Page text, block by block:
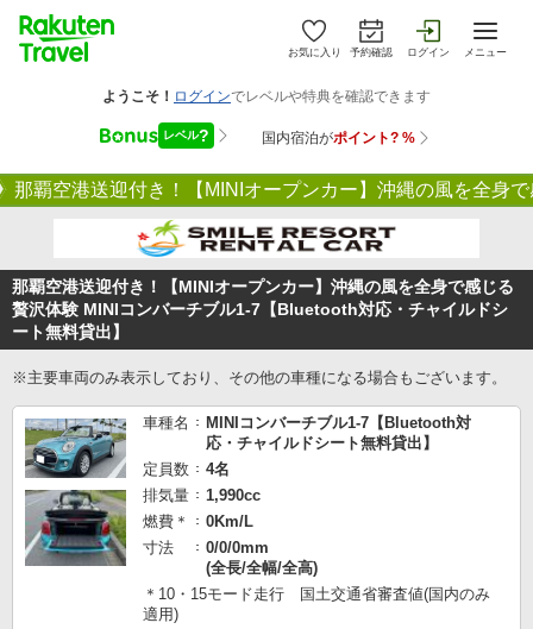
お気に入り 予約確認 ログイン メニュー
那覇空港送迎付き！【MINIオープンカー】沖縄の風を全身
那覇空港送迎付き！【MINIオープンカー】沖縄の風を全身で感じる
贅沢体験 MINIコンバーチブル1-7【Bluetooth対応・チャイルドシ
ート無料貸出】
※主要車両のみ表示しており、その他の車種になる場合もございます。
車種名
MINIコンバーチブル1-7【Bluetooth対
応・チャイルドシート無料貸出】
定員数
4名
排気量
1,990cc
燃費＊
0Km/L
寸法
0/0/0mm
(全長/全幅/全高)
＊10・15モード走行 国土交通省審査値(国内のみ
適用)